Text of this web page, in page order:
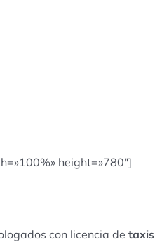
height=»780″]
con licencia de taxis